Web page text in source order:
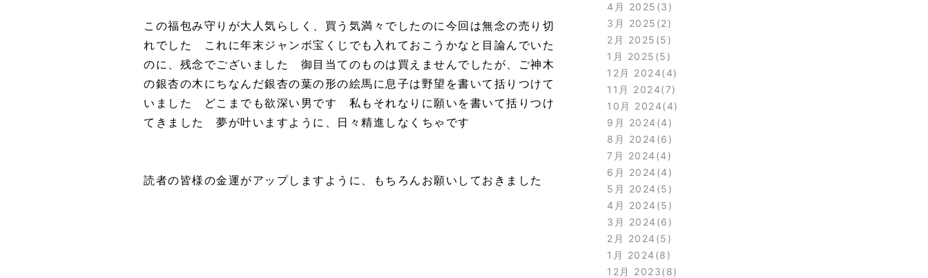
この福包み守りが大人気らしく、買う気満々でしたのに今回は無念の売り切
れでした これに年末ジャンボ宝くじでも入れておこうかなと目論んでいた
のに、残念でございました 御目当てのものは買えませんでしたが、ご神木
の銀杏の木にちなんだ銀杏の葉の形の絵馬に息子は野望を書いて括りつけて
いました どこまでも欲深い男です 私もそれなりに願いを書いて括りつけ
てきました 夢が叶いますように、日々精進しなくちゃです
読者の皆様の金運がアップしますように、もちろんお願いしておきました
4月 2025 3
3月 2025 2
2月 2025 5
1月 2025 5
12月 2024 4
11月 2024 7
10月 2024 4
9月 2024 4
8月 2024 6
7月 2024 4
6月 2024 4
5月 2024 5
4月 2024 5
3月 2024 6
2月 2024 5
1月 2024 8
12月 2023 8